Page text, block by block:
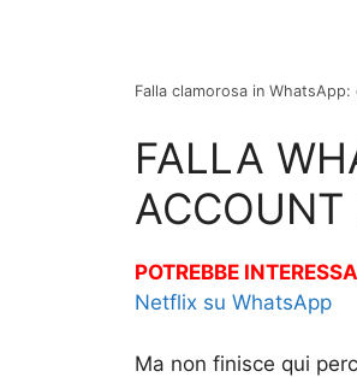
Falla clamorosa in
FALLA
ACCOUNT
POTREBBE
Netflix su WhatsApp
Ma non finisce qui